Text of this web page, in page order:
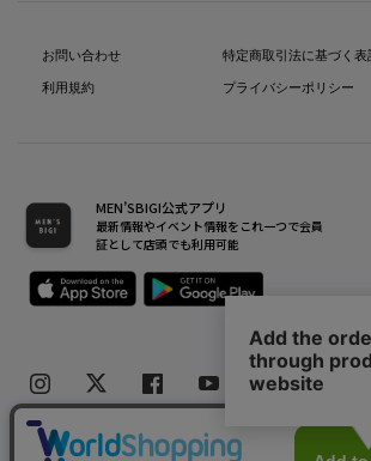
お問い合わせ
利用規約
特定商取引法に基づく表
プライバシーポリシー
MEN’SBIGI公式アプリ
最新情報やイベント情報をこれ一つで会員
証として店頭でも利用可能
Copyright(C) Bigi Co.,Ltd.All Rights Reserved.